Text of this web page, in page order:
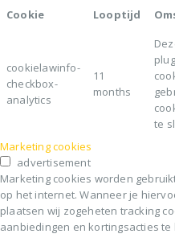
Cookie
Looptijd
cookielawinfo-
checkbox-
analytics
11
months
te
Marketing cookies
advertisement
Marketing cookies worden
op het internet. Wanneer je
plaatsen wij zogeheten tracking
aanbiedingen en kortingsacties